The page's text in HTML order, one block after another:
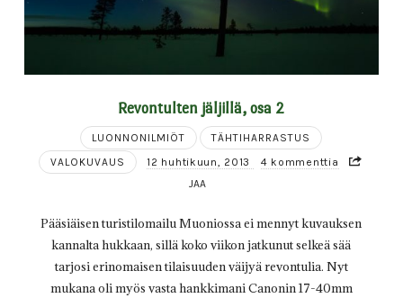
Revontulten jäljillä, osa 2
LUONNONILMIÖT
TÄHTIHARRASTUS
VALOKUVAUS
12 huhtikuun, 2013
4 kommenttia
JAA
Pääsiäisen turistilomailu Muoniossa ei mennyt kuvauksen
kannalta hukkaan, sillä koko viikon jatkunut selkeä sää
tarjosi erinomaisen tilaisuuden väijyä revontulia. Nyt
mukana oli myös vasta hankkimani Canonin 17-40mm